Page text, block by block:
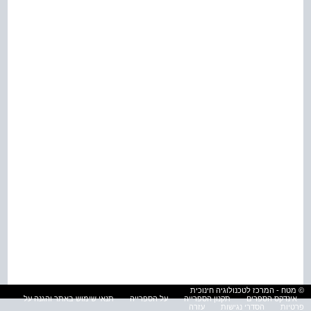
© מטח - המרכז לטכנולוגיה חינוכית
אינדקס הספרים
תקנון הספרייה על הספרייה
תנאי שימוש באתר והגנה על
פרטיות
הסדרי נגישות עזרה